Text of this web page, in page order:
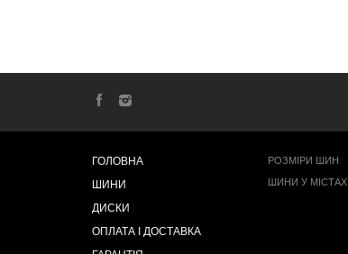
ГОЛОВНА
ШИНИ
ДИСКИ
ОПЛАТА І ДОСТАВКА
РОЗМІРИ ШИН
ШИНИ У МІСТАХ